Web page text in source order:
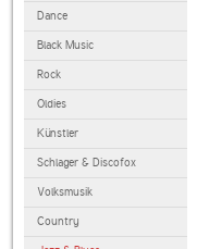
Dance
Black Music
Rock
Oldies
Künstler
Schlager & Discofox
Volksmusik
Country